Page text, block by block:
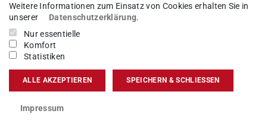
Dr. Martin Lommel, sowie den Fachbereich
Dezernat V als Bauherrin-Vertretung
Dabei wurden die Entstehung und
und die Gesamtanlage im Anschluss
Sharing Hub DELTA (Eugen-Kogon-Straße),
Weitere Informationen zum Einsatz von Cookies erhalten Sie in
unserer
Datenschutzerklärung.
Nur essentielle
Komfort
Statistiken
ALLE AKZEPTIEREN SPEICHERN & SCHLIESSEN
Impressum